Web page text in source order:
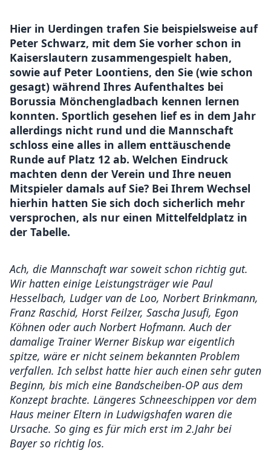
Hier in Uerdingen trafen Sie beispielsweise auf
Peter Schwarz, mit dem Sie vorher schon in
Kaiserslautern zusammengespielt haben,
sowie auf Peter Loontiens, den Sie (wie schon
gesagt) während Ihres Aufenthaltes bei
Borussia Mönchengladbach kennen lernen
konnten. Sportlich gesehen lief es in dem Jahr
allerdings nicht rund und die Mannschaft
schloss eine alles in allem enttäuschende
Runde auf Platz 12 ab. Welchen Eindruck
machten denn der Verein und Ihre neuen
Mitspieler damals auf Sie? Bei Ihrem Wechsel
hierhin hatten Sie sich doch sicherlich mehr
versprochen, als nur einen Mittelfeldplatz in
der Tabelle.
Ach, die Mannschaft war soweit schon richtig gut.
Wir hatten einige Leistungsträger wie Paul
Hesselbach, Ludger van de Loo, Norbert Brinkmann,
Franz Raschid, Horst Feilzer, Sascha Jusufi, Egon
Köhnen oder auch Norbert Hofmann. Auch der
damalige Trainer Werner Biskup war eigentlich
spitze, wäre er nicht seinem bekannten Problem
verfallen. Ich selbst hatte hier auch einen sehr guten
Beginn, bis mich eine Bandscheiben-OP aus dem
Konzept brachte. Längeres Schneeschippen vor dem
Haus meiner Eltern in Ludwigshafen waren die
Ursache. So ging es für mich erst im 2.Jahr bei
Bayer so richtig los.